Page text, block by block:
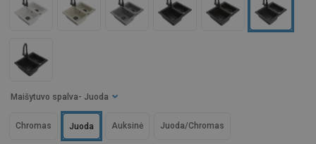
Maišytuvo spalva - Juoda
Juoda
Chromas Auksinė Juoda/Chromas